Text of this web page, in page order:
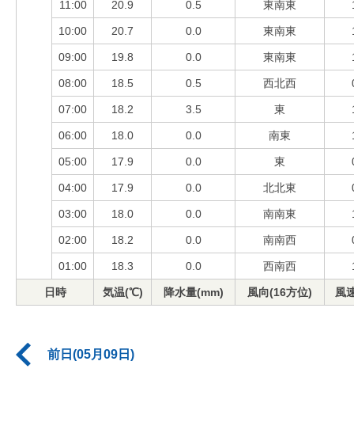
11:00 20.9 0.5 東南東
10:00 20.7 0.0 東南東
09:00 19.8 0.0 東南東
08:00 18.5 0.5 西北西
07:00 18.2 3.5 東
06:00 18.0 0.0 南東
05:00 17.9 0.0 東
04:00 17.9 0.0 北北東
03:00 18.0 0.0 南南東
02:00 18.2 0.0 南南西
01:00 18.3 0.0 西南西
日時 気温(℃) 降水量(mm) 風向(16方位) 風
前日(05月09日)